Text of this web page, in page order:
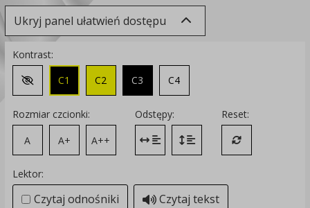
Ukryj panel ułatwień dostępu
Kontrast:
Zmień kontrast na domyślny
C1 C2 C3 C4
Rozmiar czcionki:
A
A+ A++
Odstępy:
Zmień odstęp między literami
Zmień interlinię i margines
Reset:
Przywróć
Lektor:
Czytaj odnośniki Czytaj tekst